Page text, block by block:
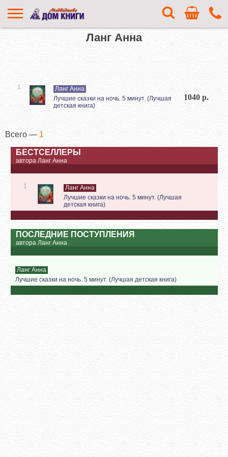
Ланг Анна
1
Ланг Анна
Лучшие сказки на ночь. 5 минут. (Лучшая
детская книга)
1040 р.
Всего — 1
БЕСТСЕЛЛЕРЫ
автора Ланг Анна
1
Ланг Анна
Лучшие сказки на ночь. 5 минут. (Лучшая
детская книга)
ПОСЛЕДНИЕ ПОСТУПЛЕНИЯ
автора Ланг Анна
Ланг Анна
Лучшие сказки на ночь. 5 минут. (Лучшая детская книга)